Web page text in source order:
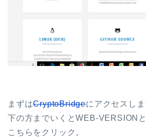
まずはCryptoBridgeにアクセスしま
下の方までいくとWEB-VERSION
こちらをクリック。